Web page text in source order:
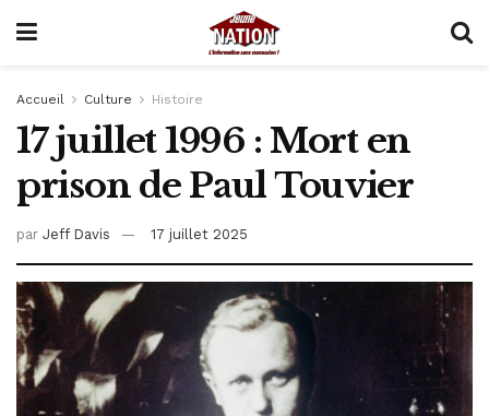
Accueil Culture Histoire
17 juillet 1996 : Mort en
prison de Paul Touvier
par Jeff Davis 17 juillet 2025